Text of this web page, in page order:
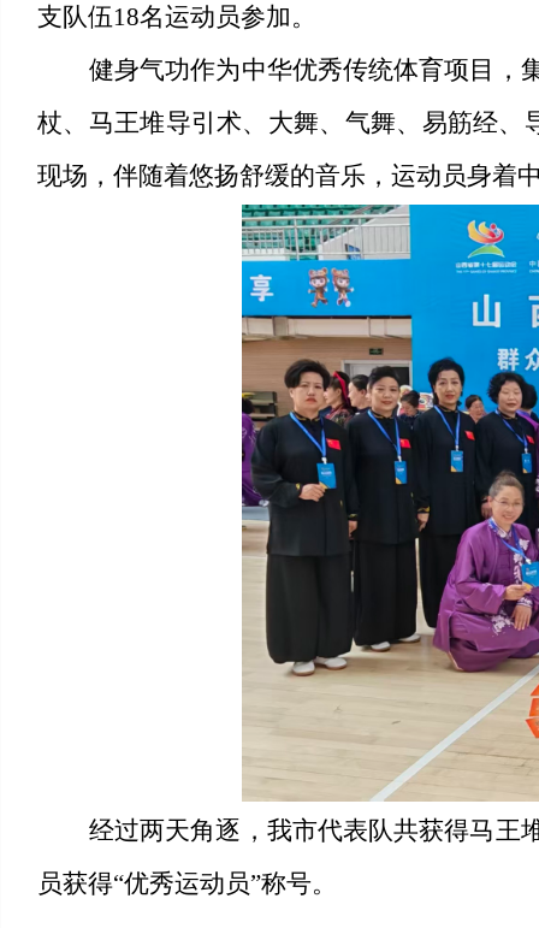
支队伍18名运动员参加。
健身气功作为中华优秀传统体育项目，
杖、马王堆导引术、大舞、气舞、易筋经、
现场，伴随着悠扬舒缓的音乐，运动员身着
经过两天角逐， 我市代表队共获得马王
员获得“优秀运动员”称号。